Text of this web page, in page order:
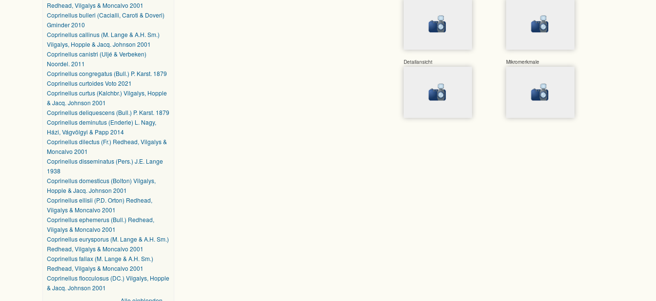
Redhead, Vilgalys & Moncalvo 2001
Coprinellus bulleri (Cacialli, Caroti & Doveri)
Gminder 2010
Coprinellus callinus (M. Lange & A.H. Sm.)
Vilgalys, Hopple & Jacq. Johnson 2001
Coprinellus canistri (Uljé & Verbeken)
Noordel. 2011
Coprinellus congregatus (Bull.) P. Karst. 1879
Coprinellus curtoides Voto 2021
Coprinellus curtus (Kalchbr.) Vilgalys, Hopple
& Jacq. Johnson 2001
Coprinellus deliquescens (Bull.) P. Karst. 1879
Coprinellus deminutus (Enderle) L. Nagy,
Házi, Vágvölgyi & Papp 2014
Coprinellus dilectus (Fr.) Redhead, Vilgalys &
Moncalvo 2001
Coprinellus disseminatus (Pers.) J.E. Lange
1938
Coprinellus domesticus (Bolton) Vilgalys,
Hopple & Jacq. Johnson 2001
Coprinellus ellisii (P.D. Orton) Redhead,
Vilgalys & Moncalvo 2001
Coprinellus ephemerus (Bull.) Redhead,
Vilgalys & Moncalvo 2001
Coprinellus eurysporus (M. Lange & A.H. Sm.)
Redhead, Vilgalys & Moncalvo 2001
Coprinellus fallax (M. Lange & A.H. Sm.)
Redhead, Vilgalys & Moncalvo 2001
Coprinellus flocculosus (DC.) Vilgalys, Hopple
& Jacq. Johnson 2001
Detailansicht Mikromerkmale